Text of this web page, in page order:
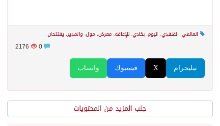
العالمي, القنفذي, اليوم, بكادي, للإعاقة, معرض, مول, والمدير, يفتتحان
2176
واتساب فيسبوك X تيليجرام
جلب المزيد من المحتويات